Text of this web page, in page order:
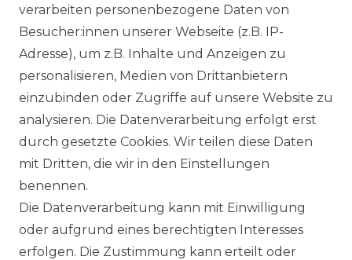
KONTAKT
Sie sind Händlerund möchten Sich mit uns
in Verbindung setzen?
unter:
0421 - 7942081
Unseren Händlershop finden Sie hier:
https://b2b-popshotsstudios.de/
verarbeiten personenbezogene Daten von
Besucher:innen unserer Webseite (z.B. IP-
Adresse), um z.B. Inhalte und Anzeigen zu
personalisieren, Medien von Drittanbietern
einzubinden oder Zugriffe auf unsere Website zu
analysieren. Die Datenverarbeitung erfolgt erst
durch gesetzte Cookies. Wir teilen diese Daten
mit Dritten, die wir in den Einstellungen
benennen.
Die Datenverarbeitung kann mit Einwilligung
oder aufgrund eines berechtigten Interesses
erfolgen. Die Zustimmung kann erteilt oder